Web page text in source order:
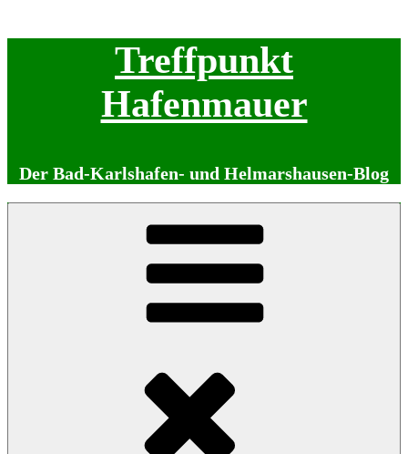
Treffpunkt
Hafenmauer
Der Bad-Karlshafen- und Helmarshausen-Blog